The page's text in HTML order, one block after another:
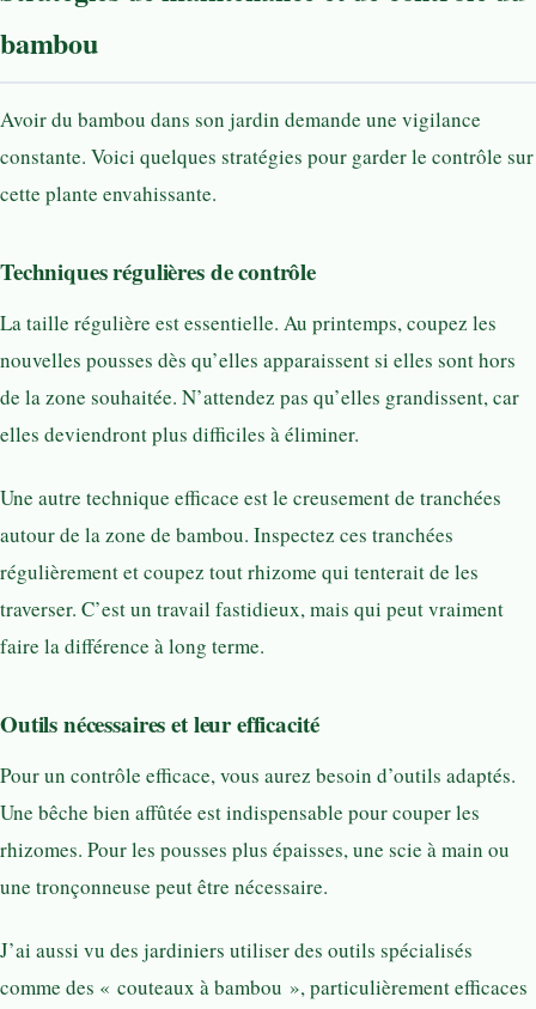
bambou
Avoir du bambou dans son jardin demande une vigilance
constante. Voici quelques stratégies pour garder le contrôle sur
cette plante envahissante.
Techniques régulières de contrôle
La taille régulière est essentielle. Au printemps, coupez les
nouvelles pousses dès qu’elles apparaissent si elles sont hors
de la zone souhaitée. N’attendez pas qu’elles grandissent, car
elles deviendront plus difficiles à éliminer.
Une autre technique efficace est le creusement de tranchées
autour de la zone de bambou. Inspectez ces tranchées
régulièrement et coupez tout rhizome qui tenterait de les
traverser. C’est un travail fastidieux, mais qui peut vraiment
faire la différence à long terme.
Outils nécessaires et leur efficacité
Pour un contrôle efficace, vous aurez besoin d’outils adaptés.
Une bêche bien affûtée est indispensable pour couper les
rhizomes. Pour les pousses plus épaisses, une scie à main ou
une tronçonneuse peut être nécessaire.
J’ai aussi vu des jardiniers utiliser des outils spécialisés
comme des « couteaux à bambou », particulièrement efficaces